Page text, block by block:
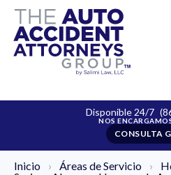
Disponible 24/7
CONSULTA
Inicio › Áreas de Servicio ›